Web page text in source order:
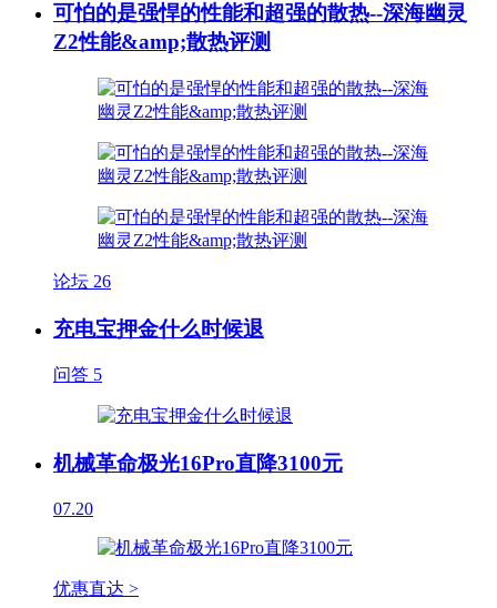
可怕的是强悍的性能和超强的散热--深海幽灵
Z2性能&amp;散热评测
论坛 26
充电宝押金什么时候退
问答 5
机械革命极光16Pro直降3100元
07.20
优惠直达 >